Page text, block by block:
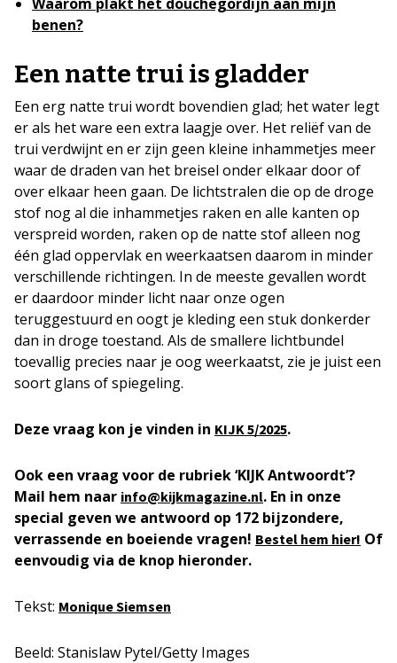
benen?
Een natte trui is gladder
Een erg natte trui wordt bovendien glad; het water legt
er als het ware een extra laagje over. Het reliëf van de
trui verdwijnt en er zijn geen kleine inhammetjes meer
waar de draden van het breisel onder elkaar door of
over elkaar heen gaan. De lichtstralen die op de droge
stof nog al die inhammetjes raken en alle kanten op
verspreid worden, raken op de natte stof alleen nog
één glad oppervlak en weerkaatsen daarom in minder
verschillende richtingen. In de meeste gevallen wordt
er daardoor minder licht naar onze ogen
teruggestuurd en oogt je kleding een stuk donkerder
dan in droge toestand. Als de smallere lichtbundel
toevallig precies naar je oog weerkaatst, zie je juist een
soort glans of spiegeling.
Deze vraag kon je vinden in KIJK 5/2025.
Ook een vraag voor de rubriek ‘KIJK Antwoordt’?
Mail hem naar info@kijkmagazine.nl. En in onze
special geven we antwoord op 172 bijzondere,
verrassende en boeiende vragen! Bestel hem hier! Of
eenvoudig via de knop hieronder.
Tekst: Monique Siemsen
Beeld: Stanislaw Pytel/Getty Images